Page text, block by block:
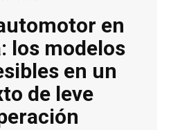
en
los modelos
en un
de leve